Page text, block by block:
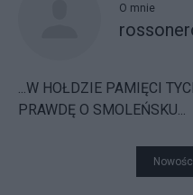
O mnie
...W HOŁDZIE PAMIĘCI
PRAWDĘ O SMOLEŃSKU...